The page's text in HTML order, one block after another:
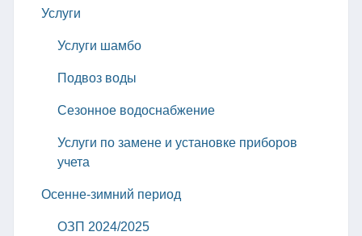
Услуги
Услуги шамбо
Подвоз воды
Сезонное водоснабжение
Услуги по замене и установке приборов
учета
Осенне-зимний период
ОЗП 2024/2025